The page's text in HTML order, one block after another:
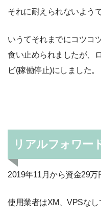
それに耐えられないよう
いうてそれまでにコツコ
食い止められましたが、
ビ(稼働停止)にしました。
リアルフォワー
2019年11月から資金29万
使用業者はXM、VPSなし